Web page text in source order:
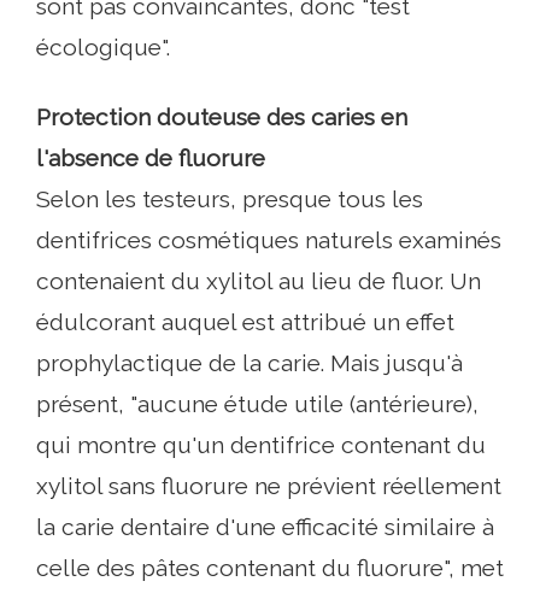
sont pas convaincantes, donc "test
écologique".
Protection douteuse des caries en
l'absence de fluorure
Selon les testeurs, presque tous les
dentifrices cosmétiques naturels examinés
contenaient du xylitol au lieu de fluor. Un
édulcorant auquel est attribué un effet
prophylactique de la carie. Mais jusqu'à
présent, "aucune étude utile (antérieure),
qui montre qu'un dentifrice contenant du
xylitol sans fluorure ne prévient réellement
la carie dentaire d'une efficacité similaire à
celle des pâtes contenant du fluorure", met